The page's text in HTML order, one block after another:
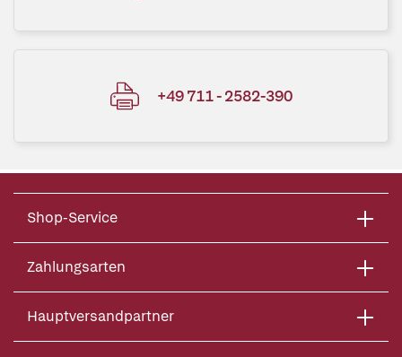
+49 711 - 2582-390
Shop-Service
Zahlungsarten
Hauptversandpartner